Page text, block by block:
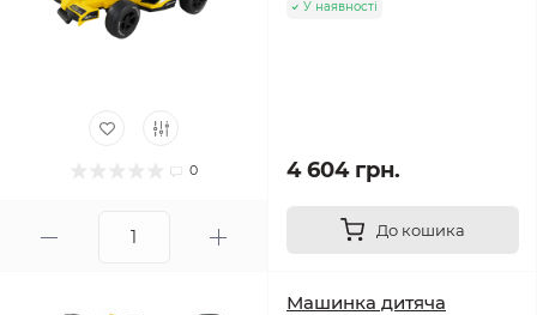
0
У наявності
4 604 грн.
До кошика
Машинка дитяча